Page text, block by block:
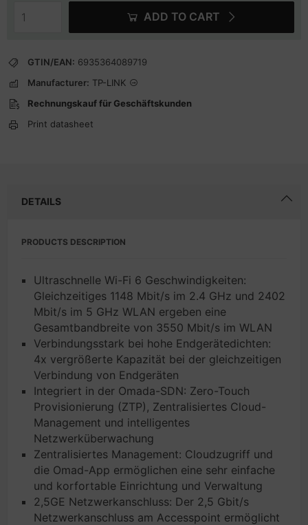
ADD TO CART
GTIN/EAN: 6935364089719
Manufacturer: TP-LINK
Rechnungskauf für Geschäftskunden
Print datasheet
DETAILS
PRODUCTS DESCRIPTION
Ultraschnelle Wi-Fi 6 Geschwindigkeiten:
Gleichzeitiges 1148 Mbit/s im 2.4 GHz und 2402
Mbit/s im 5 GHz WLAN ergeben eine
Gesamtbandbreite von 3550 Mbit/s im WLAN
Verbindungsstark bei hohe Endgerätedichten:
4x vergrößerte Kapazität bei der gleichzeitigen
Verbindung von Endgeräten
Integriert in der Omada-SDN: Zero-Touch
Provisionierung (ZTP), Zentralisiertes Cloud-
Management und intelligentes
Netzwerküberwachung
Zentralisiertes Management: Cloudzugriff und
die Omad-App ermöglichen eine sehr einfache
und korfortable Einrichtung und Verwaltung
2,5GE Netzwerkanschluss: Der 2,5 Gbit/s
Netzwerkanschluss am Accesspoint ermöglicht